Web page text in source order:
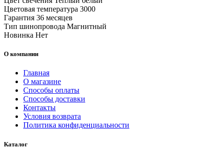
Цветовая температура 3000
Гарантия 36 месяцев
Тип шинопровода Магнитный
Новинка Нет
О компании
Главная
О магазине
Способы оплаты
Способы доставки
Контакты
Условия возврата
Политика конфиденциальности
Каталог